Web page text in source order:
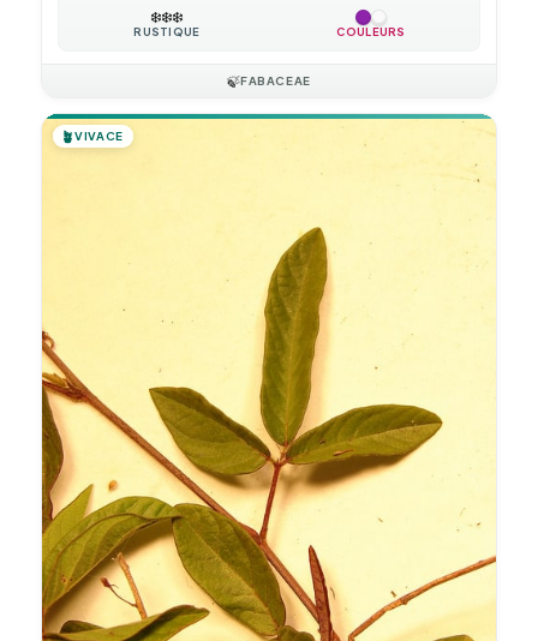
❄️❄️❄️
RUSTIQUE COULEURS
🍃FABACEAE
🪴VIVACE